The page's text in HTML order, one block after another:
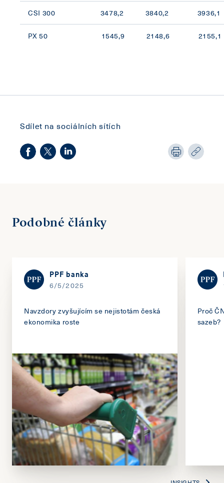
CSI 300 3478,2 3840,2 3936,1
PX 50 1545,9 2148,6 2155,1
Sdílet na sociálních sítích
Podobné články
PPF banka
6/5/2025
Navzdory zvyšujícím se nejistotám česká
ekonomika roste
Proč
sazeb?